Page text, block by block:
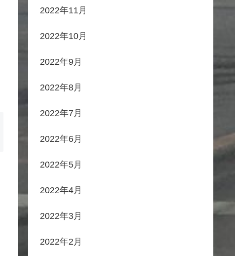
2022年11月
2022年10月
2022年9月
2022年8月
2022年7月
2022年6月
2022年5月
2022年4月
2022年3月
2022年2月